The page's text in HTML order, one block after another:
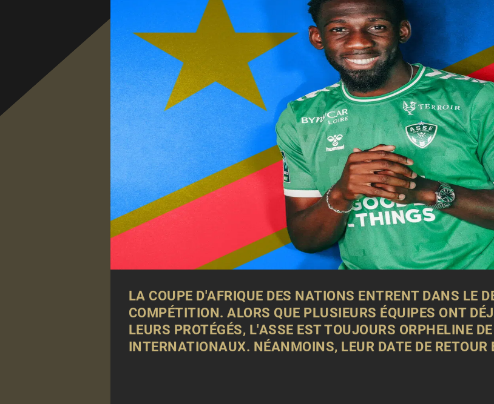
LA COUPE D'AFRIQUE DES NATIONS ENTRENT DANS LE
COMPÉTITION. ALORS QUE PLUSIEURS ÉQUIPES ONT
LEURS PROTÉGÉS, L'ASSE EST TOUJOURS ORPHELINE
INTERNATIONAUX. NÉANMOINS, LEUR DATE DE RETOUR